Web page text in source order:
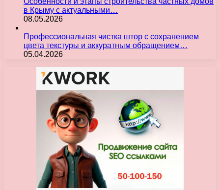
в Крыму с актуальными…
08.05.2026
Профессиональная чистка штор с сохранением
цвета текстуры и аккуратным обращением…
05.04.2026